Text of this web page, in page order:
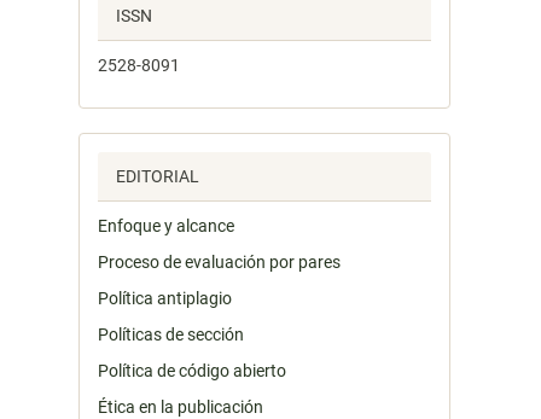
ISSN
2528-8091
EDITORIAL
Enfoque y alcance
Proceso de evaluación por pares
Política antiplagio
Políticas de sección
Política de código abierto
Ética en la publicación